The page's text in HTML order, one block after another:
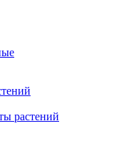
растений